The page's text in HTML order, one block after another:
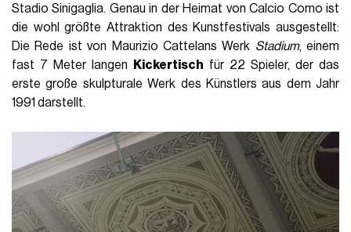
Stadio Sinigaglia. Genau in der Heimat von Calcio Como ist
die wohl größte Attraktion des Kunstfestivals ausgestellt:
Die Rede ist von Maurizio Cattelans Werk Stadium, einem
fast 7 Meter langen
Kickertisch für 22 Spieler, der das
erste große skulpturale Werk des Künstlers aus dem Jahr
1991 darstellt.